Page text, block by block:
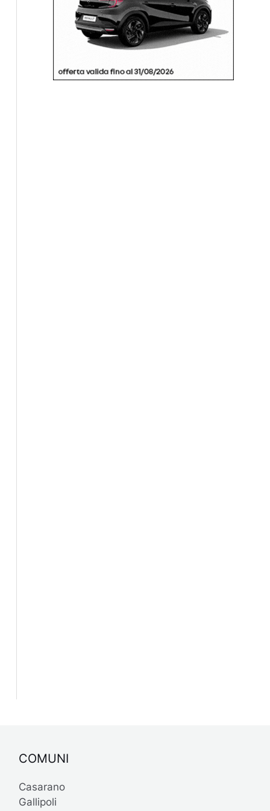
COMUNI
Casarano
Gallipoli